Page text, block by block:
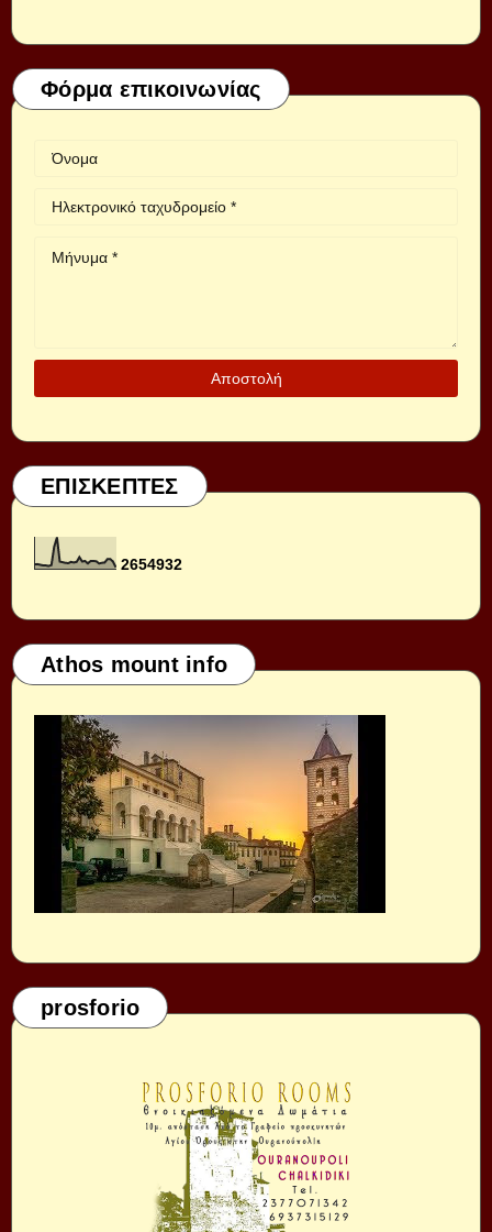
Φόρμα επικοινωνίας
ΕΠΙΣΚΕΠΤΕΣ
2654932
Athos mount info
prosforio